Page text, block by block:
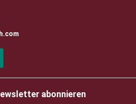
abonnieren